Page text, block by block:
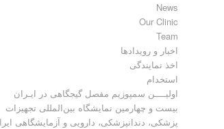
News
Our Clinic
Team
اخبار و رویدادها
اخذ نمایندگی
استخدام
اولیــــن سمپوزیم مفصل گیجگاهی در ایـران
بیست و چهارمین نمایشگاه بین‌المللی تجهیزات
پزشکی، دندانپزشکی، دارویی و آزمایشگاهی